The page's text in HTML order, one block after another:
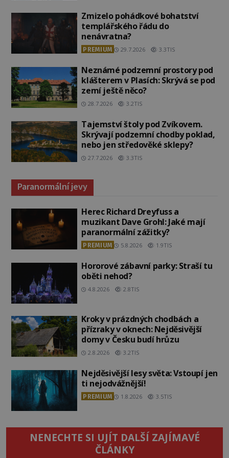
Zmizelo pohádkové bohatství
templářského řádu do
nenávratna?
PREMIUM 29.7.2026 3.3TIS
Neznámé podzemní prostory pod
klášterem v Plasích: Skrývá se pod
zemí ještě něco?
28.7.2026 3.2TIS
Tajemství štoly pod Zvíkovem.
Skrývají podzemní chodby poklad,
nebo jen středověké sklepy?
27.7.2026 3.3TIS
Paranormální jevy
Herec Richard Dreyfuss a
muzikant Dave Grohl: Jaké mají
paranormální zážitky?
PREMIUM 5.8.2026 1.9TIS
Hororové zábavní parky: Straší tu
oběti nehod?
4.8.2026 2.8TIS
Kroky v prázdných chodbách a
přízraky v oknech: Nejděsivější
domy v Česku budí hrůzu
2.8.2026 3.2TIS
Nejděsivější lesy světa: Vstoupí jen
ti nejodvážnější!
PREMIUM 1.8.2026 3.5TIS
NENECHTE SI UJÍT DALŠÍ ZAJÍMAVÉ
ČLÁNKY